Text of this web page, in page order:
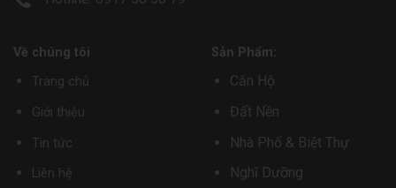
Về chúng tôi
Trang chủ
Giới thiệu
Tin tức
Liên hệ
Sản Phẩm:
Căn Hộ
Đất Nền
Nhà Phố & Biệt Thự
Nghĩ Dưỡng